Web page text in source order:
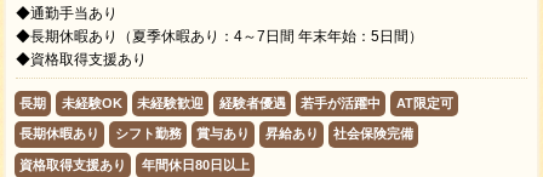
◆通勤手当あり
◆長期休暇あり（夏季休暇あり：4～7日間 年末年始：5日間）
◆資格取得支援あり
長期 未経験OK 未経験歓迎 経験者優遇 若手が活躍中 AT限定可
長期休暇あり シフト勤務 賞与あり 昇給あり 社会保険完備
資格取得支援あり 年間休日80日以上